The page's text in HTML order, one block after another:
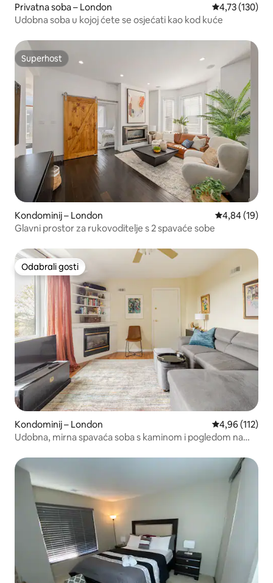
Privatna soba – London Prosječna
4,73 (130)
Udobna soba u kojoj ćete se osjećati kao kod kuće
Superhost
Superhost
Kondominij – London Prosječna
4,84 (19)
Glavni prostor za rukovoditelje s 2 spavaće sobe
Odabrali gosti
Odabrali gosti
Kondominij – London Prosječna
4,96 (112)
Udobna, mirna spavaća soba s kaminom i pogledom na